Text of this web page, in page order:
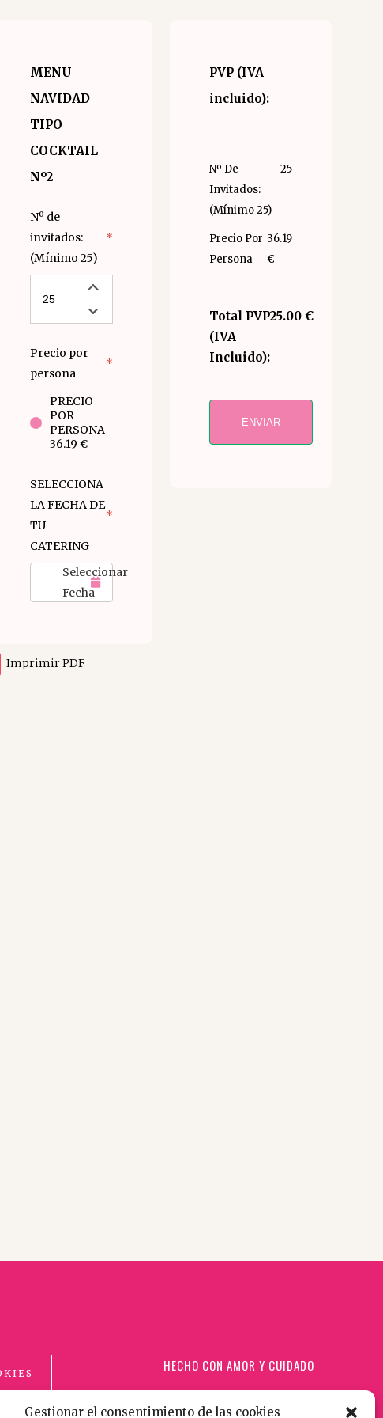
Gestionar el consentimiento de las cookies
MENU
NAVIDAD
TIPO
COCKTAIL
Nº2
Nº de
invitados:
(Mínimo 25)
*
Precio por
persona
*
PRECIO
POR
PERSONA
36.19 €
SELECCIONA
LA FECHA DE
TU
CATERING
*
Seleccionar
Fecha
PVP (IVA
incluido):
Nº De
Invitados:
(Mínimo 25)
25
Precio Por
Persona
36.19
€
Total PVP
(IVA
Incluido):
25.00 €
ENVIAR
Imprimir PDF
HECHO CON AMOR Y CUIDADO